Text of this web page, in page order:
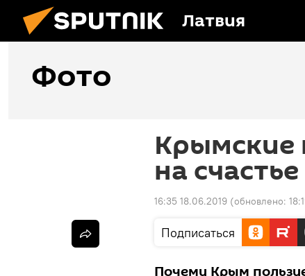
Латвия
Фото
Крымские
на счастье
16:35 18.06.2019 (обновлено:
Подписаться
Почему Крым